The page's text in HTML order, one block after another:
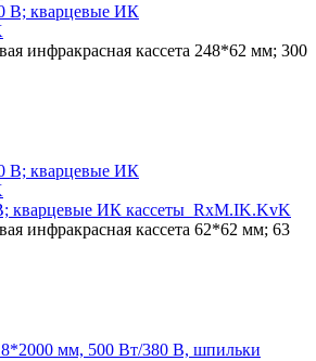
В; кварцевые ИК
инфракрасная кассета 248*62 мм; 300
кварцевые ИК кассеты_RxM.IK.KvK
инфракрасная кассета 62*62 мм; 63